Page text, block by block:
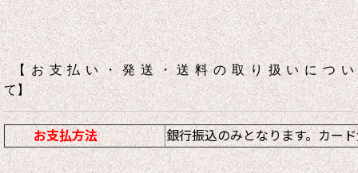
【お支払い・発送・送料の取り扱いについ
て】
お支払方法 銀行振込のみとなります。カー